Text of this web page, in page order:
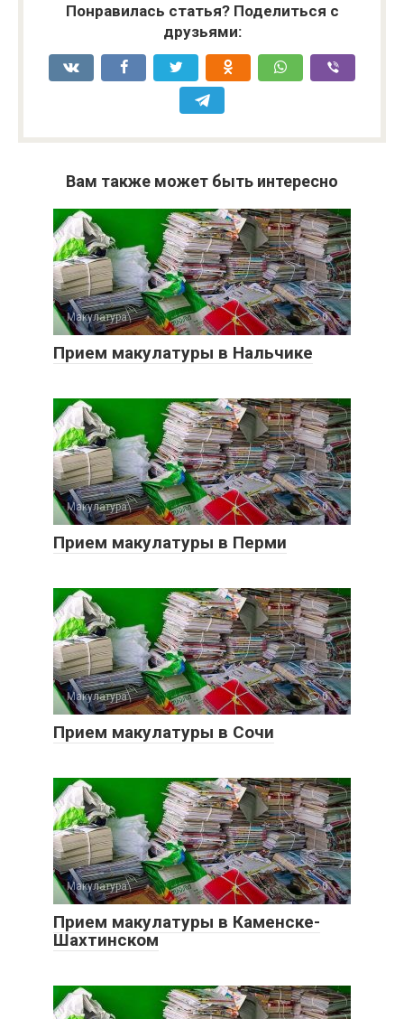
Понравилась статья? Поделиться с
друзьями:
Вам также может быть интересно
Макулатура 0
Прием макулатуры в Нальчике
Макулатура 0
Прием макулатуры в Перми
Макулатура 0
Прием макулатуры в Сочи
Макулатура 0
Прием макулатуры в Каменске-
Шахтинском